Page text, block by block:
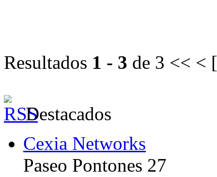
Resultados 1 - 3 de 3 << < [
Destacados
Cexia Networks
Paseo Pontones 27